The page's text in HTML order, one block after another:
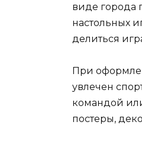
виде города
настольных
делиться
При
увлечен
командой
постеры,